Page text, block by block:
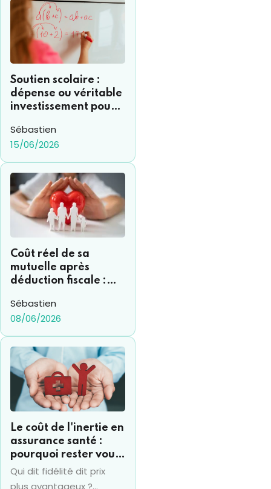
Soutien scolaire :
dépense ou véritable
investissement pour
Sébastien
15/06/2026
Coût réel de sa
mutuelle après
déduction fiscale :
retrouver ?
Sébastien
08/06/2026
Le coût de l'inertie en
assurance santé :
pourquoi rester vous
coûte souvent 15% de
plus par an
Qui dit fidélité dit prix
plus avantageux ?